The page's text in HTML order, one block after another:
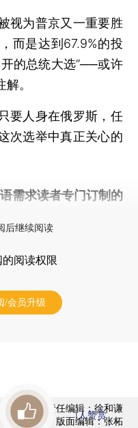
为普京又一重要胜
而是达到67.9%的投
的总统大选”──或许
。
人身在俄罗斯，任
次选举中真正关心的
需求读者专门订制的
后继续阅读
阅读权限
/会员升级
责任编辑：徐和谦
版面编辑：张柘
1人赞赏